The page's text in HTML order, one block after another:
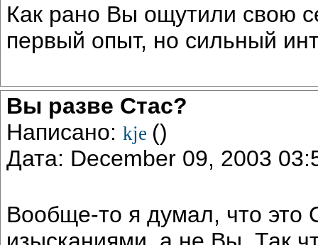
Как рано Вы ощутили свою
первый опыт, но сильный
Вы разве Стас?
Написано: kje ()
Дата: December 09, 2003
Вообще-то я думал, что это